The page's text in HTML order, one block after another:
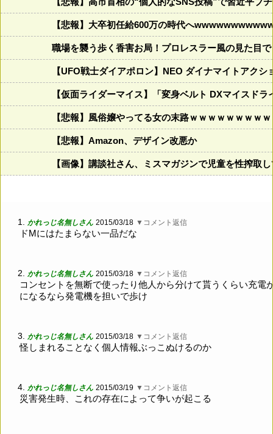
【悲報】大卒初任給600万の時代へ
職場を襲う歩く香害お局！プロレスラー風の見た目
【UFO戦士ダイアポロン】NEO ダイナマイトアク
【仮面ライダーマイス】「変身ベルト DXマイスド
【悲報】風俗嬢やってる女の末路ｗｗｗｗｗｗｗｗ
【悲報】Amazon、デザイン改悪か
【画像】講談社さん、ミスマガジンで児童を性搾取
1. かれっじ名無しさん 2015/03/18 ▼コメント返信
ドMにはたまらない一品だな
2. かれっじ名無しさん 2015/03/18 ▼コメント返信
コンセントを無断で使ったり他人から分けて貰うくらい充電
になるなら発電機を担いで歩け
3. かれっじ名無しさん 2015/03/18 ▼コメント返信
怪しまれることなく個人情報ぶっこぬけるのか
4. かれっじ名無しさん 2015/03/19 ▼コメント返信
災害発生時、これの存在によって争いが起こる